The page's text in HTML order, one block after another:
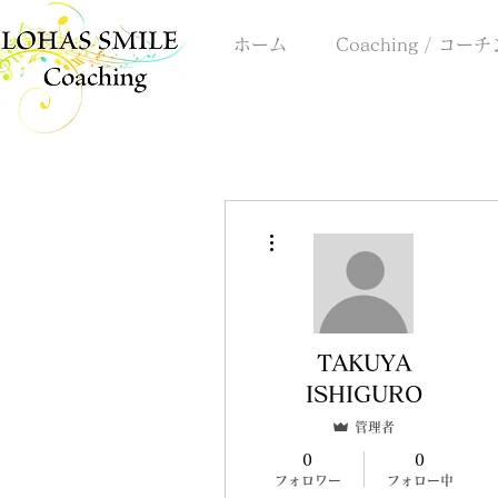
ホーム Coaching / コーチ
TAKUYA
ISHIGURO
管理者
0
フォロワー
0
フォロー中